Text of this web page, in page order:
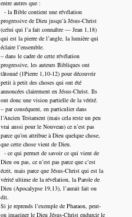
entre autres que :
- la Bible contient une révélation
progressive de Dieu jusqu’à Jésus-Christ
(celui qui l’a fait connaître — Jean 1,18)
qui est la pierre de l’angle, la lumière qui
éclaire l’ensemble.
– dans le cadre de cette révélation
progressive, les auteurs Bibliques ont
tâtonné (1Pierre 1,10-12) pour découvrir
petit à petit des choses qui ont été
annoncées clairement en Jésus-Christ. Ils
ont donc une vision partielle de la vérité.
– par conséquent, en particulier dans
l’Ancien Testament (mais cela reste un peu
vrai aussi pour le Nouveau) ce n’est pas
parce qu’on attribue à Dieu quelque chose,
que cette chose vient de Dieu.
- ce qui permet de savoir ce qui vient de
Dieu ou pas, ce n’est pas parce que c’est
écrit, mais parce que Jésus-Christ qui est la
vérité ultime de la révélation, la Parole de
Dieu (Apocalypse 19,13), l’aurait fait ou
dit.
Si je reprends l’exemple de Pharaon, peut-
on imaginer le Dieu Jésus-Christ endurcir le